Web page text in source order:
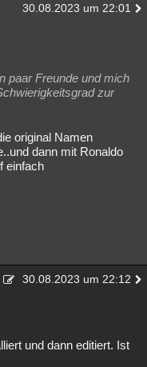
30.08.2023 um 22:01
paar Freunde und mich
zur
original Namen
dann mit Ronaldo
einfach
30.08.2023 um 22:12
und dann editiert. Ist